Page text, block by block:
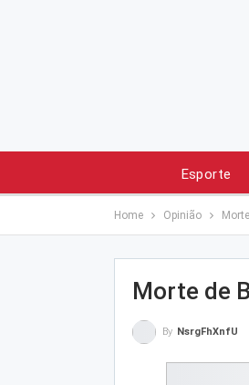
Esporte
Home Opinião
Morte de
By NsrgFhXnfU